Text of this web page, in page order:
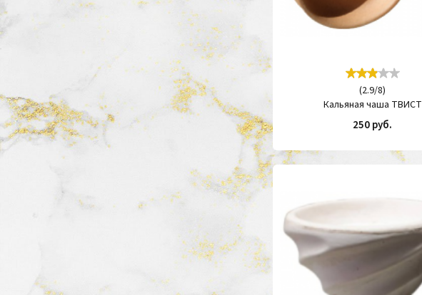
(2.9/8)
Кальяная чаша ТВИСТ
250 руб.